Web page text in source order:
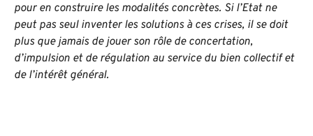
pour en construire les modalités concrètes. Si l’Etat ne
peut pas seul inventer les solutions à ces crises, il se doit
plus que jamais de jouer son rôle de concertation,
d’impulsion et de régulation au service du bien collectif et
de l’intérêt général.